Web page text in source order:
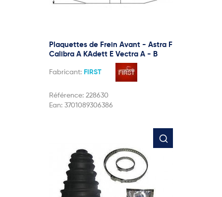
Plaquettes de Frein Avant - Astra F
Calibra A KAdett E Vectra A - B
Fabricant: FIRST
Référence: 228630
Ean: 3701089306386